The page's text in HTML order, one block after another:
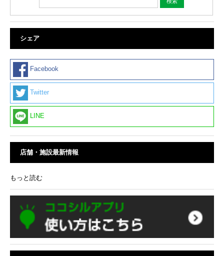
シェア
Facebook
Twitter
LINE
店舗・施設最新情報
もっと読む